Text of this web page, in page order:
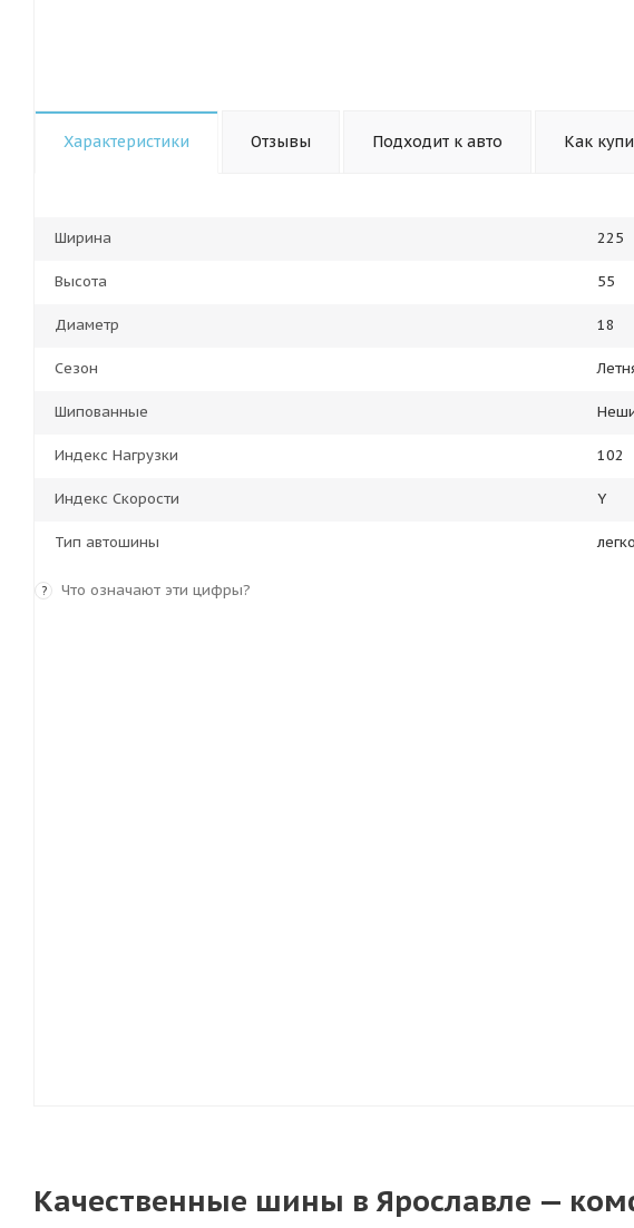
Характеристики Отзывы Подходит к авто Как
Ширина 225
Высота 55
Диаметр 18
Сезон
Шипованные
Индекс Нагрузки 102
Индекс Скорости Y
Тип автошины
? Что означают эти цифры?
Качественные шины в Ярославле —